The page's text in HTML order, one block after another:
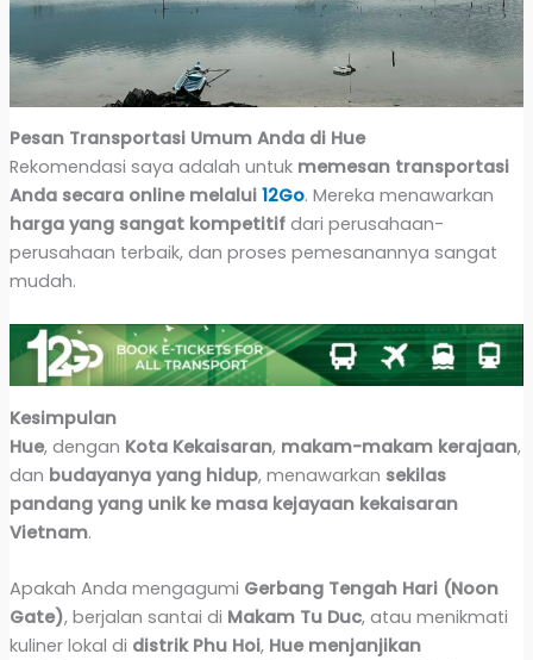
Pesan Transportasi Umum Anda di Hue
Rekomendasi saya adalah untuk memesan transportasi
Anda secara online melalui 12Go. Mereka menawarkan
harga yang sangat kompetitifdari perusahaan-
perusahaan terbaik, dan proses pemesanannya sangat
mudah.
Kesimpulan
Hue, dengan Kota Kekaisaran, makam-makam kerajaan,
dan budayanya yang hidup, menawarkan sekilas
pandang yang unik ke masa kejayaan kekaisaran
Vietnam.
Apakah Anda mengagumi Gerbang Tengah Hari (Noon
Gate), berjalan santai di Makam Tu Duc, atau menikmati
kuliner lokal di distrik Phu Hoi, Hue menjanjikan